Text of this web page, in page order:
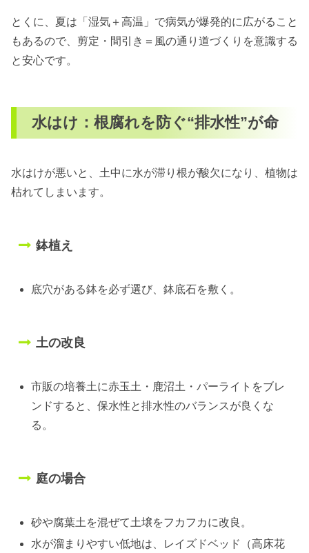
とくに、夏は「湿気＋高温」で病気が爆発的に広がること
もあるので、剪定・間引き＝風の通り道づくりを意識する
と安心です。
水はけ：根腐れを防ぐ“排水性”が命
水はけが悪いと、土中に水が滞り根が酸欠になり、植物は
枯れてしまいます。
鉢植え
底穴がある鉢を必ず選び、鉢底石を敷く。
土の改良
市販の培養土に赤玉土・鹿沼土・パーライトをブレ
ンドすると、保水性と排水性のバランスが良くな
る。
庭の場合
砂や腐葉土を混ぜて土壌をフカフカに改良。
水が溜まりやすい低地は、レイズドベッド（高床花